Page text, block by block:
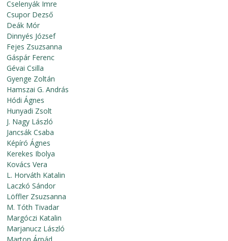
Cselenyák Imre
Csupor Dezső
Deák Mór
Dinnyés József
Fejes Zsuzsanna
Gáspár Ferenc
Gévai Csilla
Gyenge Zoltán
Hamszai G. András
Hódi Ágnes
Hunyadi Zsolt
J. Nagy László
Jancsák Csaba
Képíró Ágnes
Kerekes Ibolya
Kovács Vera
L. Horváth Katalin
Laczkó Sándor
Löffler Zsuzsanna
M. Tóth Tivadar
Margóczi Katalin
Marjanucz László